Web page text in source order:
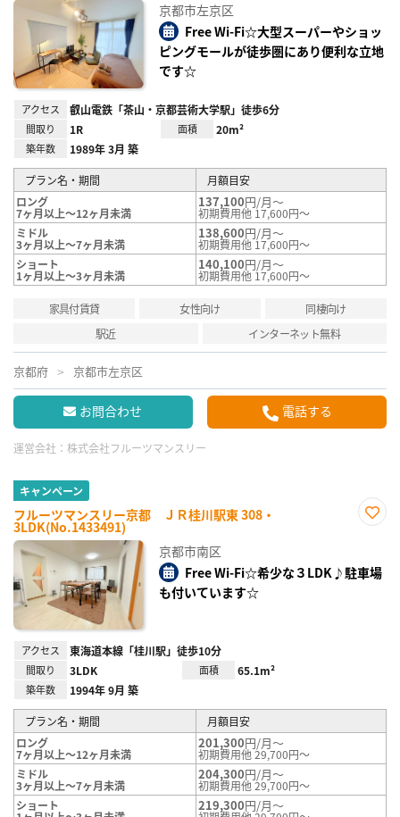
り登
録
京都市左京区
Free Wi-Fi☆大型スーパーやショッ
ピングモールが徒歩圏にあり便利な立地
です☆
アクセス 叡山電鉄「茶山・京都芸術大学駅」徒歩6分
間取り 1R 面積 20m²
築年数 1989年 3月 築
プラン名・期間
月額目安
ロング
7ヶ月以上～12ヶ月未満
137,100円/月～
初期費用他 17,600円～
ミドル
3ヶ月以上～7ヶ月未満
138,600円/月～
初期費用他 17,600円～
ショート
1ヶ月以上～3ヶ月未満
140,100円/月～
初期費用他 17,600円～
家具付賃貸 女性向け
同棲向け
駅近
インターネット無料
京都府 京都市左京区
お問合わせ 電話する
運営会社： 株式会社フルーツマンスリー
キャンペーン
フルーツマンスリー京都 ＪＲ桂川駅東 308・
3LDK(No.1433491)
録
京都市南区
Free Wi-Fi☆希少な３LDK♪駐車場
も付いています☆
アクセス 東海道本線「桂川駅」徒歩10分
間取り 3LDK 面積 65.1m²
築年数 1994年 9月 築
プラン名・期間
月額目安
ロング
7ヶ月以上～12ヶ月未満
201,300円/月～
初期費用他 29,700円～
ミドル
3ヶ月以上～7ヶ月未満
204,300円/月～
初期費用他 29,700円～
ショート
219,300円/月～